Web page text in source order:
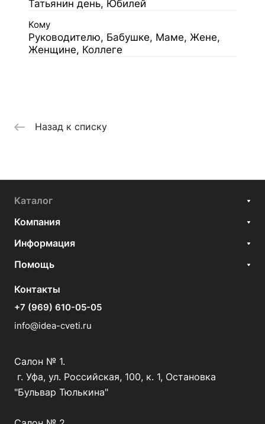
Татьянин день, Юбилей
Кому
Руководителю, Бабушке, Маме, Жене,
Женщине, Коллеге
Назад к списку
Каталог
Компания
Информация
Помощь
Контакты
+7 (969) 610-05-05
info@idea-cveti.ru
Салон № 1.
г. Уфа, ул. Российская, 100, к. 1, Остановка
"Бульвар Тюлькина"